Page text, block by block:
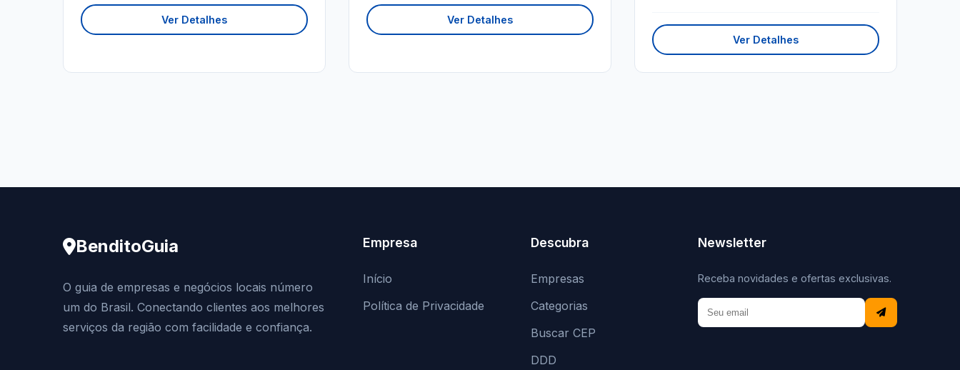
Ver Detalhes Ver Detalhes
Ver Detalhes
BenditoGuia
O guia de empresas e negócios locais número
um do Brasil. Conectando clientes aos melhores
serviços da região com facilidade e confiança.
Empresa
Início
Política de Privacidade
Descubra
Empresas
Categorias
Buscar CEP
DDD
Newsletter
Receba novidades e ofertas exclusivas.